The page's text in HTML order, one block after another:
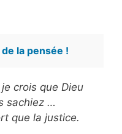
la pensée !
crois que Dieu
sachiez …
que la justice.